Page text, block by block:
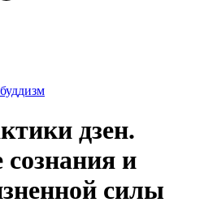
дзен.
и
силы